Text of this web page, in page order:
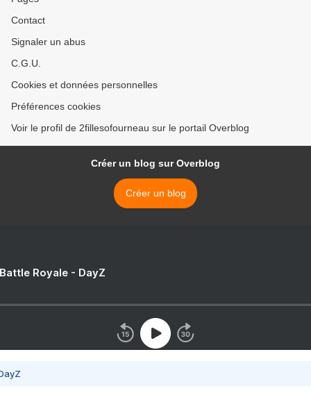
Contact
Signaler un abus
C.G.U.
Cookies et données personnelles
Préférences cookies
Voir le profil de 2fillesofourneau sur le portail Overblog
Créer un blog sur Overblog
Créer un blog
Royale - DayZ